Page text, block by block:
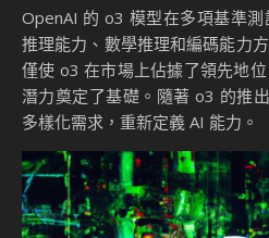
OpenAI 的 o3 模型在多項基準
推理能力、數學推理和編碼能力
僅使 o3 在市場上佔據了領先地
潛力奠定了基礎。隨著 o3 的推
多樣化需求，重新定義 AI 能力。